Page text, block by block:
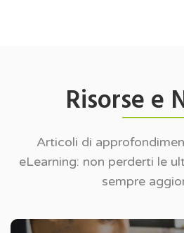
Risorse e
Articoli di
eLearning: non perderti le
sempre